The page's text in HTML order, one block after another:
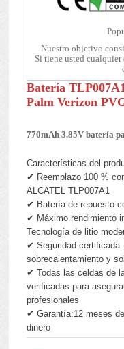
Nuestro objetivo
Si tiene usted cualquier
Batería
Palm Verizon
770mAh 3.85V batería
Características del
✔ Reemplazo 100 %
ALCATEL TLP007A1
✔ Batería de repuesto
✔ Máximo rendimiento
Tecnología de litio
✔ Seguridad certificada
sobrecalentamiento y
✔ Todas las celdas de
verificadas para
profesionales
✔ Garantía:12 meses
dinero